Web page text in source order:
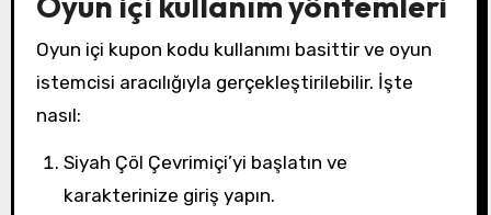
Oyun içi kupon kodu kullanımı basittir ve oyun
istemcisi aracılığıyla gerçekleştirilebilir. İşte
nasıl:
Siyah Çöl Çevrimiçi’yi başlatın ve
karakterinize giriş yapın.